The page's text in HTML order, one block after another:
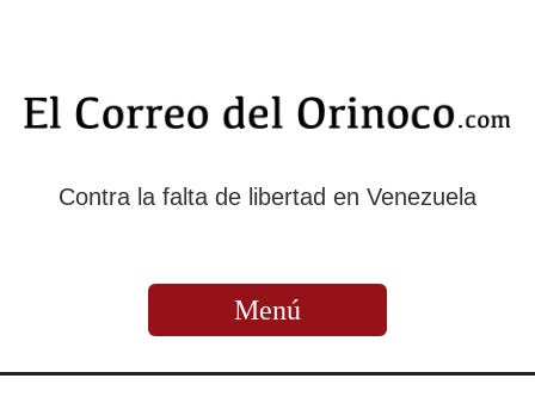
Contra la falta de libertad en Venezuela
Menú